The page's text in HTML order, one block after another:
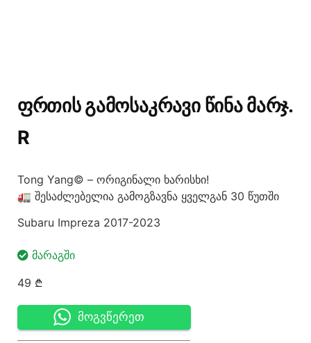
ᲤᲠᲗᲘᲡ ᲒᲐᲛᲝᲡᲐᲙᲠᲐᲕᲘ ᲬᲘᲜᲐ ᲛᲐᲠᲯ.
R
Tong Yang© – ორიგინალი ხარისხი!
🚛 შესაძლებელია გამოგზავნა ყველგან 30 წუთში
Subaru Impreza 2017-2023
ᲛᲐᲠᲐᲒᲨᲘ
49 ₾
მოგვწერეთ